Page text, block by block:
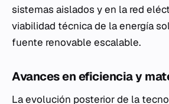
sistemas aislados y en la red
viabilidad técnica de la energía
fuente renovable escalable.
Avances en eficiencia y
La evolución posterior de la